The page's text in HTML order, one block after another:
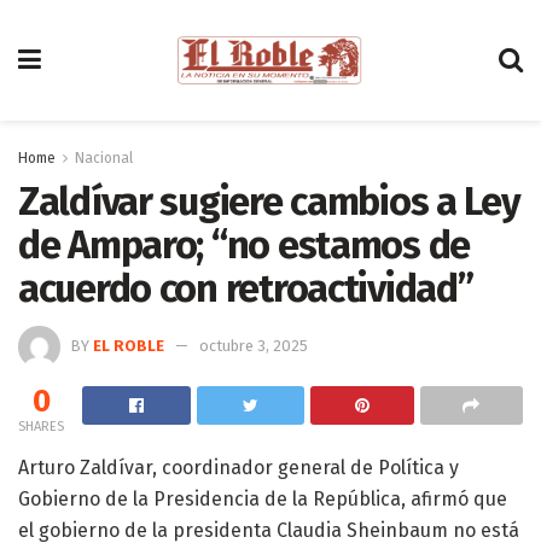
Home Nacional
Zaldívar sugiere cambios a Ley
de Amparo; “no estamos de
acuerdo con retroactividad”
BY EL ROBLE octubre 3, 2025
0
SHARES
Arturo Zaldívar, coordinador general de Política y
Gobierno de la Presidencia de la República, afirmó que
el gobierno de la presidenta Claudia Sheinbaum no está